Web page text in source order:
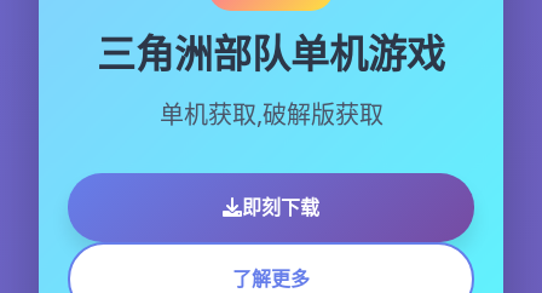
三角洲部队单机游戏
单机获取,破解版获取
即刻下载
了解更多